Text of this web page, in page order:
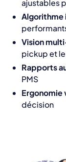
ajustables
Algorithme
Vision
pickup et
Rapports
PMS
Ergonomie
décision